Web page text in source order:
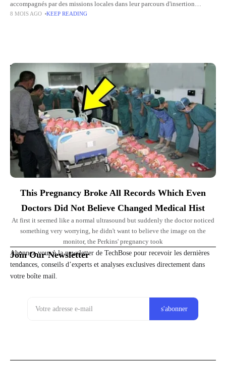
accompagnés par des missions locales dans leur parcours d'insertion
professionnelle. France Travail et l'Union nationale des missions locales
8 MOIS AGO KEEP READING
Top Picks for You
This Pregnancy Broke All Records Which Even
Doctors Did Not Believe Changed Medical Hist
At first it seemed like a normal ultrasound but suddenly the doctor noticed
something very worrying, he didn't want to believe the image on the
monitor, the Perkins' pregnancy took
Join Our Newsletter
Abonnez-vous à la newsletter de TechBose pour recevoir les dernières
tendances, conseils d’experts et analyses exclusives directement dans
votre boîte mail.